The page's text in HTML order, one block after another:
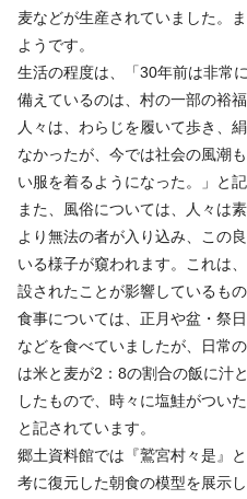
麦などが生産されていました。
ようです。
生活の程度は、「30年前は非常
備えているのは、村の一部の裕
人々は、わらじを履いて歩き、
なかったが、今では社会の風潮
い服を着るようになった。」と記
また、風俗については、人々は
より無法の者が入り込み、この
いる様子が窺われます。これは
設されたことが影響しているもの
食事については、正月や盆・祭
などを食べていましたが、日常
は米と麦が2：8の割合の飯に汁
したもので、時々に塩鮭がつい
と記されています。
郷土資料館では『鷲宮村々是』
考に復元した朝食の模型を展示し